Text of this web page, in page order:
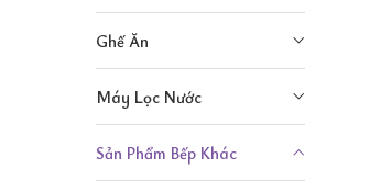
Ghế Ăn
Máy Lọc Nước
Sản Phẩm Bếp Khác